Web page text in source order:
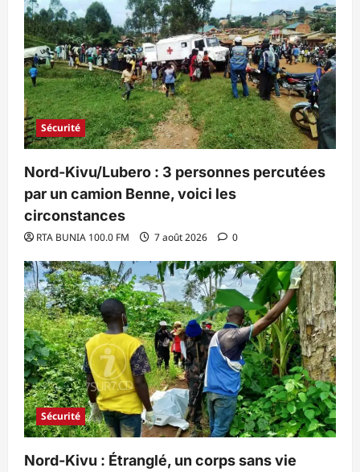
Sécurité
Nord-Kivu/Lubero : 3 personnes percutées
par un camion Benne, voici les
circonstances
RTA BUNIA 100.0 FM 7 août 2026 0
Sécurité
Nord-Kivu : Étranglé, un corps sans vie